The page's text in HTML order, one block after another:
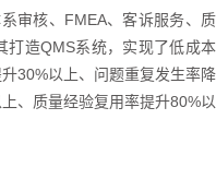
审核、 FMEA、客诉服务、质
打造QMS系统，实现了低成本
30%以上、问题重复发生率降
上、质量经验复用率提升80%以